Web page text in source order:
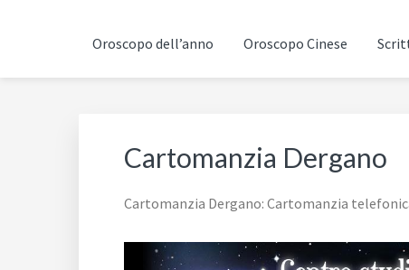
Oroscopo dell’anno Oroscopo Cinese
Cartomanzia Dergano
Cartomanzia Dergano: Cartomanzia